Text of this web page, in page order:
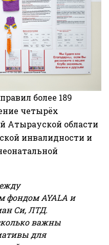
более 189
четырёх
Атырауской области
инвалидности и
фондом AYALA и
Си, ЛТД.
важны
для